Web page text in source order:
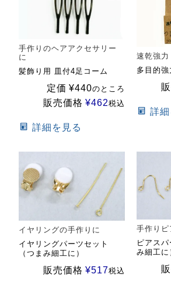
手作りのヘアアクセサリー
に
髪飾り用 皿付4足コーム
定価 ¥440のところ
販売価格 ¥462税込
詳細を見る
速乾強力
多目的強
詳
イヤリングの手作りに
イヤリングパーツセット
（つまみ細工に）
販売価格 ¥517税込
手作りピ
ピアス
み細工に